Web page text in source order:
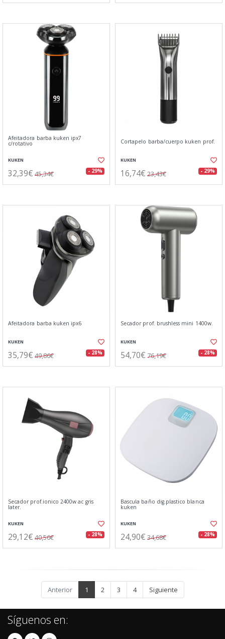
Afeitadora barba kuken ipx7
c/rotativo
KUKEN
32,39€ 45,34€ - 29%
Cortapelo barba/cuerpo kuken prof.
KUKEN
16,74€ 23,43€ - 29%
Afeitadora barba kuken ipx6
KUKEN
35,79€ 49,86€ - 28%
Secador prof. brushless mini 1400w.
KUKEN
54,70€ 76,19€ - 28%
Secador prof.ionico 2400w ac gris
later.
KUKEN
29,12€ 40,56€ - 28%
Bascula baño dig.plastico blanca
kuken
KUKEN
24,90€ 34,68€ - 28%
Anterior 1 2 3 4 Siguiente
Síguenos en: